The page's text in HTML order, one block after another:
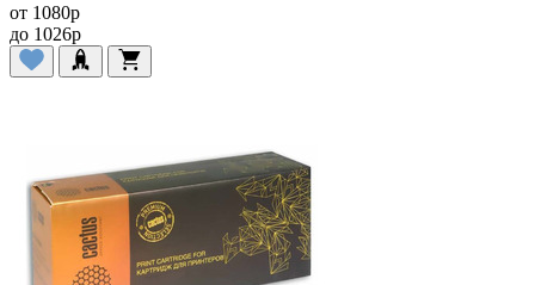
от 1080p
до 1026p